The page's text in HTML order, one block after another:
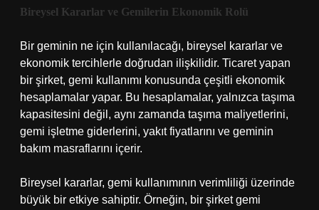
Bireysel Kararlar ve Gemilerin Ekonomik Rolü
Bir geminin ne için kullanılacağı, bireysel kararlar ve
ekonomik tercihlerle doğrudan ilişkilidir. Ticaret yapan
bir şirket, gemi kullanımı konusunda çeşitli ekonomik
hesaplamalar yapar. Bu hesaplamalar, yalnızca taşıma
kapasitesini değil, aynı zamanda taşıma maliyetlerini,
gemi işletme giderlerini, yakıt fiyatlarını ve geminin
bakım masraflarını içerir.
Bireysel kararlar, gemi kullanımının verimliliği üzerinde
büyük bir etkiye sahiptir. Örneğin, bir şirket gemi